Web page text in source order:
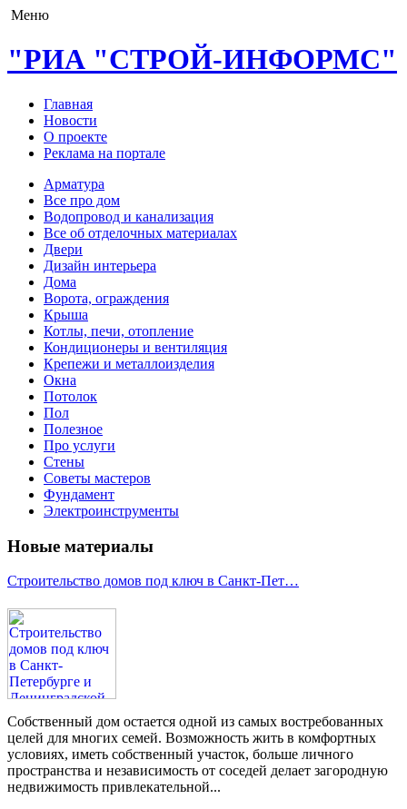
Меню
"РИА "СТРОЙ-ИНФОРМС"
Главная
Новости
О проекте
Реклама на портале
Арматура
Все про дом
Водопровод и канализация
Все об отделочных материалах
Двери
Дизайн интерьера
Дома
Ворота, ограждения
Крыша
Котлы, печи, отопление
Кондиционеры и вентиляция
Крепежи и металлоизделия
Окна
Потолок
Пол
Полезное
Про услуги
Стены
Советы мастеров
Фундамент
Электроинструменты
Новые материалы
Строительство домов под ключ в Санкт-Пет…
Собственный дом остается одной из самых востребованных
целей для многих семей. Возможность жить в комфортных
условиях, иметь собственный участок, больше личного
пространства и независимость от соседей делает загородную
недвижимость привлекательной...